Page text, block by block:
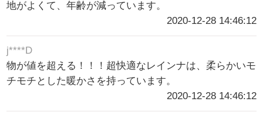
地がよくて、年齢が減っています。
2020-12-28 14:46:12
j****D
物が値を超える！！！超快適なレインナは、柔らかいモ
チモチとした暖かさを持っています。
2020-12-28 14:46:12